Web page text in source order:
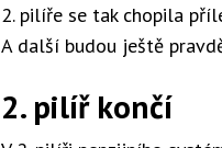
2. pilíře se tak chopila
A další budou ještě
2. pilíř končí